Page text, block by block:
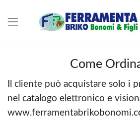
Come
Il cliente può acquistare solo i
nel catalogo elettronico e